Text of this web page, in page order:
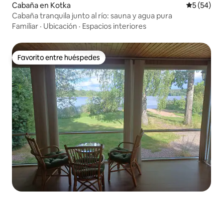
Cabaña en Kotka
5 (54)
Cabaña tranquila junto al río: sauna y agua pura
Familiar · Ubicación · Espacios interiores
Favorito entre huéspedes
Favorito entre huéspedes